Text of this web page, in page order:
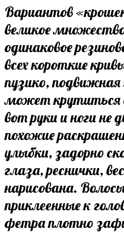
Вариантов
великое
одинаковое
всех короткие
пузико, подвижная
может крутиться
вот руки и ноги не
похожие
улыбки, задорно
глаза, реснички,
нарисована.
приклеенные к
фетра плотно